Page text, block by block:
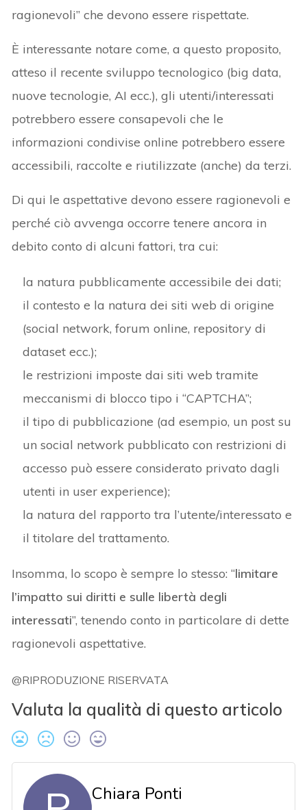
ragionevoli” che devono essere rispettate.
È interessante notare come, a questo proposito,
atteso il recente sviluppo tecnologico (big data,
nuove tecnologie, AI ecc.), gli utenti/interessati
potrebbero essere consapevoli che le
informazioni condivise online potrebbero essere
accessibili, raccolte e riutilizzate (anche) da terzi.
Di qui le aspettative devono essere ragionevoli e
perché ciò avvenga occorre tenere ancora in
debito conto di alcuni fattori, tra cui:
la natura pubblicamente accessibile dei dati;
il contesto e la natura dei siti web di origine
(social network, forum online, repository di
dataset ecc.);
le restrizioni imposte dai siti web tramite
meccanismi di blocco tipo i “CAPTCHA”;
il tipo di pubblicazione (ad esempio, un post su
un social network pubblicato con restrizioni di
accesso può essere considerato privato dagli
utenti in user experience);
la natura del rapporto tra l’utente/interessato e
il titolare del trattamento.
Insomma, lo scopo è sempre lo stesso: “limitare
l’impatto sui diritti e sulle libertà degli
interessati”, tenendo conto in particolare di dette
ragionevoli aspettative.
@RIPRODUZIONE RISERVATA
Valuta la qualità di questo articolo
Chiara Ponti